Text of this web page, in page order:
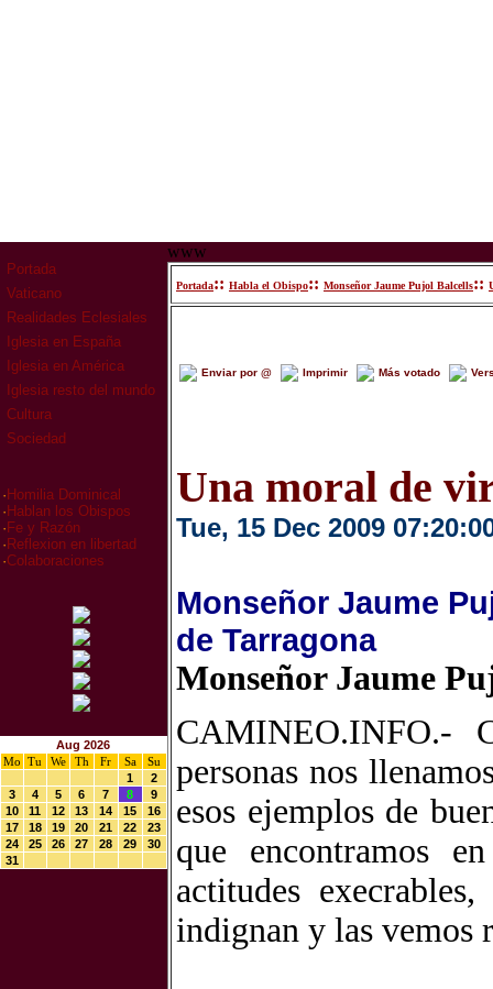
Portada
Vaticano
Realidades Eclesiales
Iglesia en España
Iglesia en América
Iglesia resto del mundo
Cultura
Sociedad
· Homilia Dominical
· Hablan los Obispos
· Fe y Razón
· Reflexion en libertad
·Colaboraciones
Aug 2026
Mo
Tu We Th Fr Sa
Su
1
2
3
4 5 6 7 8
9
10
11 12 13 14 15
16
17
18 19 20 21 22
23
24
25 26 27 28 29
30
31
www
Portada:: Habla el Obispo:: Monseñor Jaume Pujol Balcells::
Enviar por @ Imprimir Más votado
Una moral de
Tue, 15 Dec 2009
Monseñor Jaume
de Tarragona
Monseñor Jaume
CAMINEO.INFO.-
personas nos
esos ejemplos de
que encontramos
actitudes
indignan y las vemos